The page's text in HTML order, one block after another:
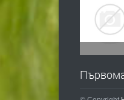
ПРЕДЛАГА